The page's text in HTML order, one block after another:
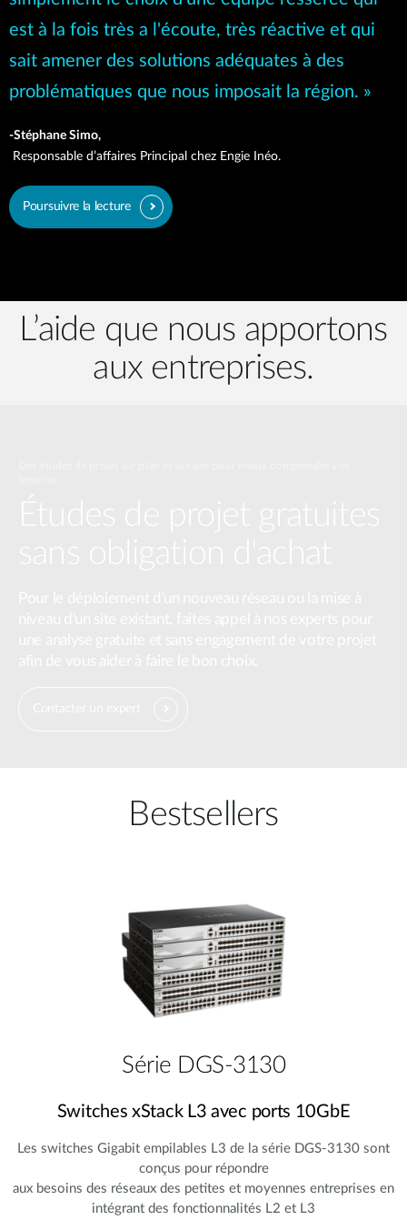
est à la fois très a l'écoute, très réactive et qui
sait amener des solutions adéquates à des
problématiques que nous imposait la région. »
-Stéphane Simo,
Responsable d’affaires Principal chez Engie Inéo.
Poursuivre la lecture
L’aide que nous apportons
aux entreprises.
Bestsellers
Série DGS-3130
Switches xStack L3 avec ports 10GbE
Les switches Gigabit empilables L3 de la série DGS-3130 sont
conçus pour répondre
aux besoins des réseaux des petites et moyennes entreprises en
intégrant des fonctionnalités L2 et L3